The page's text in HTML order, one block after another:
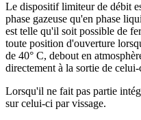
Le dispositif limiteur de débit
phase gazeuse qu'en phase
est telle qu'il soit possible de
toute position d'ouverture
de 40° C, debout en
directement à la sortie de celui-
Lorsqu'il ne fait pas partie
sur celui-ci par vissage.